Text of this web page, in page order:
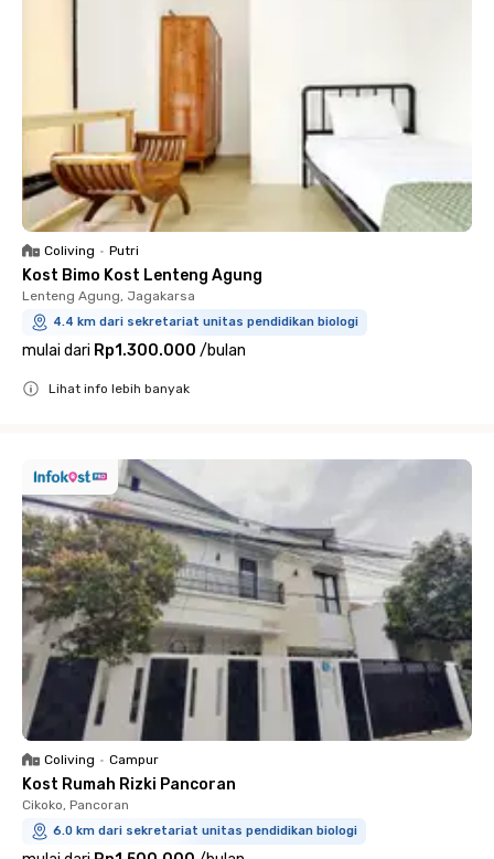
Coliving • Putri
Kost Bimo Kost Lenteng Agung
Lenteng Agung, Jagakarsa
4.4 km dari sekretariat unitas pendidikan biologi
mulai dari Rp1.300.000 /bulan
Lihat info lebih banyak
Coliving • Campur
Kost Rumah Rizki Pancoran
Cikoko, Pancoran
6.0 km dari sekretariat unitas pendidikan biologi